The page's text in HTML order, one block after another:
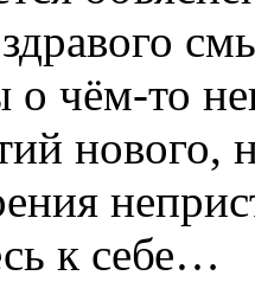
чём-то
нового,
к себе…